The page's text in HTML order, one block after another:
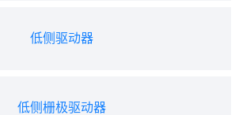
低侧驱动器
低侧栅极驱动器